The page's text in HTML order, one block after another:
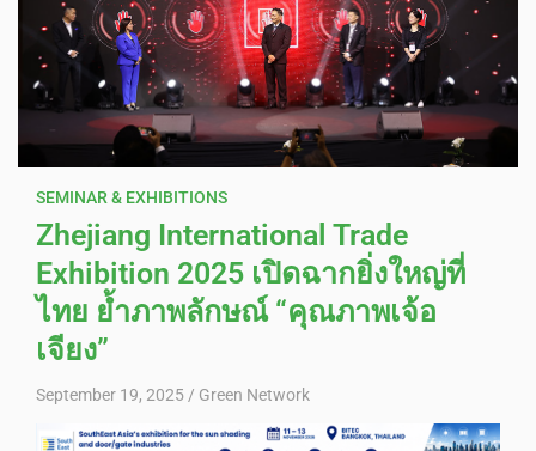
SEMINAR & EXHIBITIONS
Zhejiang International Trade
Exhibition 2025 เปิดฉากยิ่งใหญ่ที่
ไทย ย้ำภาพลักษณ์ “คุณภาพเจ้อ
เจียง”
September 19, 2025 Green Network